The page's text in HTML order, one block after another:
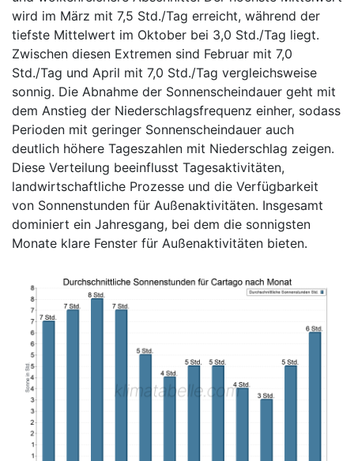
wird im März mit 7,5 Std./Tag erreicht, während der
tiefste Mittelwert im Oktober bei 3,0 Std./Tag liegt.
Zwischen diesen Extremen sind Februar mit 7,0
Std./Tag und April mit 7,0 Std./Tag vergleichsweise
sonnig. Die Abnahme der Sonnenscheindauer geht mit
dem Anstieg der Niederschlagsfrequenz einher, sodass
Perioden mit geringer Sonnenscheindauer auch
deutlich höhere Tageszahlen mit Niederschlag zeigen.
Diese Verteilung beeinflusst Tagesaktivitäten,
landwirtschaftliche Prozesse und die Verfügbarkeit
von Sonnenstunden für Außenaktivitäten. Insgesamt
dominiert ein Jahresgang, bei dem die sonnigsten
Monate klare Fenster für Außenaktivitäten bieten.